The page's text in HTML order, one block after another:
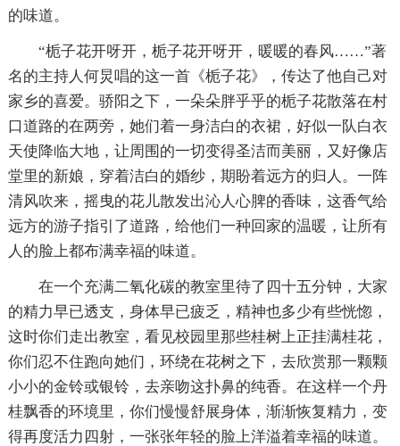
的味道。
“栀子花开呀开，栀子花开呀开，暖暖的春风……”著
名的主持人何炅唱的这一首《栀子花》，传达了他自己对
家乡的喜爱。骄阳之下，一朵朵胖乎乎的栀子花散落在村
口道路的在两旁，她们着一身洁白的衣裙，好似一队白衣
天使降临大地，让周围的一切变得圣洁而美丽，又好像店
堂里的新娘，穿着洁白的婚纱，期盼着远方的归人。一阵
清风吹来，摇曳的花儿散发出沁人心脾的香味，这香气给
远方的游子指引了道路，给他们一种回家的温暖，让所有
人的脸上都布满幸福的味道。
在一个充满二氧化碳的教室里待了四十五分钟，大家
的精力早已透支，身体早已疲乏，精神也多少有些恍惚，
这时你们走出教室，看见校园里那些桂树上正挂满桂花，
你们忍不住跑向她们，环绕在花树之下，去欣赏那一颗颗
小小的金铃或银铃，去亲吻这扑鼻的纯香。在这样一个丹
桂飘香的环境里，你们慢慢舒展身体，渐渐恢复精力，变
得再度活力四射，一张张年轻的脸上洋溢着幸福的味道。